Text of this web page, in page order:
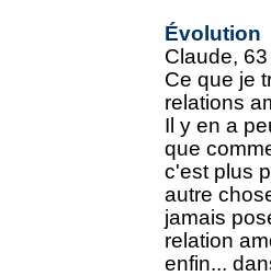
Évolution
Claude,
Ce que je
relations
Il y en a
que
c'est plus
autre
jamais
relation
enfin...